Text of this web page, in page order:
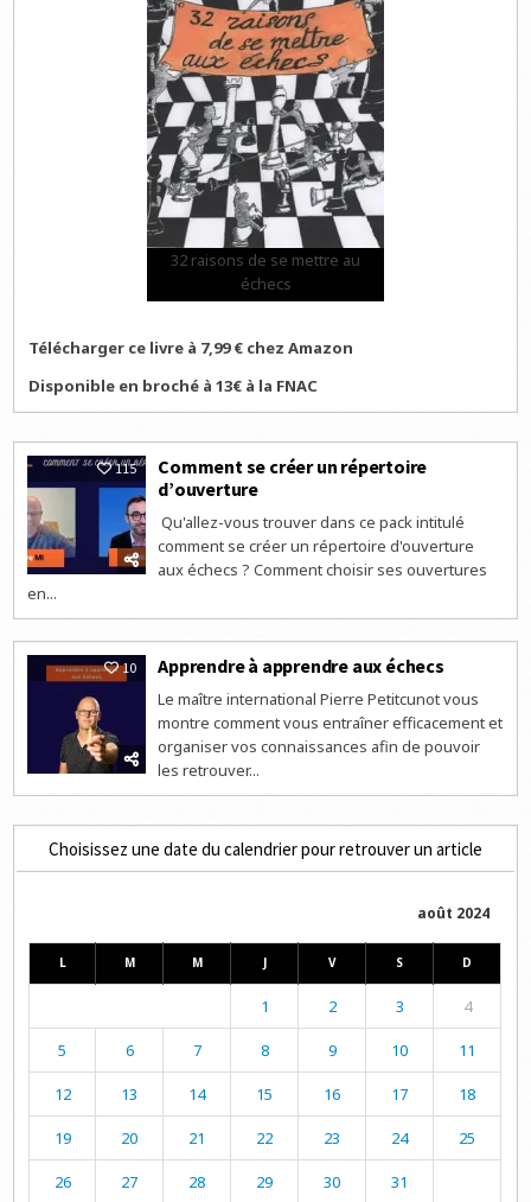
32 raisons de se mettre au
échecs
Télécharger ce livre à 7,99 € chez Amazon
Disponible en broché à 13€ à la FNAC
115
Comment se créer un répertoire
d’ouverture
Qu'allez-vous trouver dans ce pack intitulé
comment se créer un répertoire d'ouverture
aux échecs ? Comment choisir ses ouvertures
en...
10 Apprendre à apprendre aux échecs
Le maître international Pierre Petitcunot vous
montre comment vous entraîner efficacement et
organiser vos connaissances afin de pouvoir
les retrouver...
Choisissez une date du calendrier pour retrouver un article
août 2024
L M M J V S D
1 2 3 4
5 6 7 8 9 10 11
12 13 14 15 16 17 18
19 20 21 22 23 24 25
26 27 28 29 30
31